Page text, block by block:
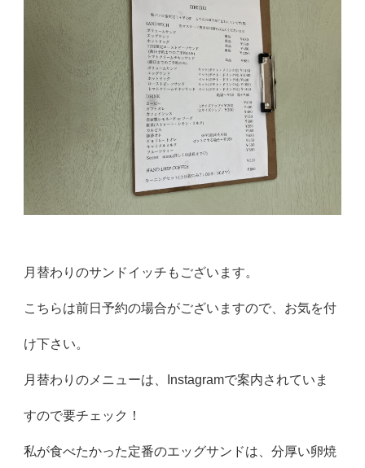
月替わりのサンドイッチもございます。
こちらは前日予約の場合がございますので、お気を付
け下さい。
月替わりのメニューは、Instagramで案内されていま
すので要チェック！
私が食べたかった定番のエッグサンドは、分厚い卵焼